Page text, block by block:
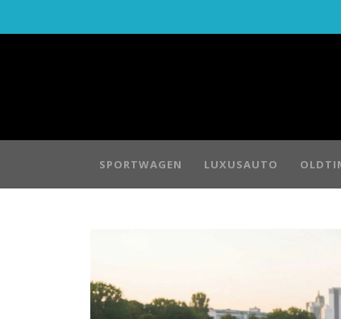
SPORTWAGEN LUXUSAUTO